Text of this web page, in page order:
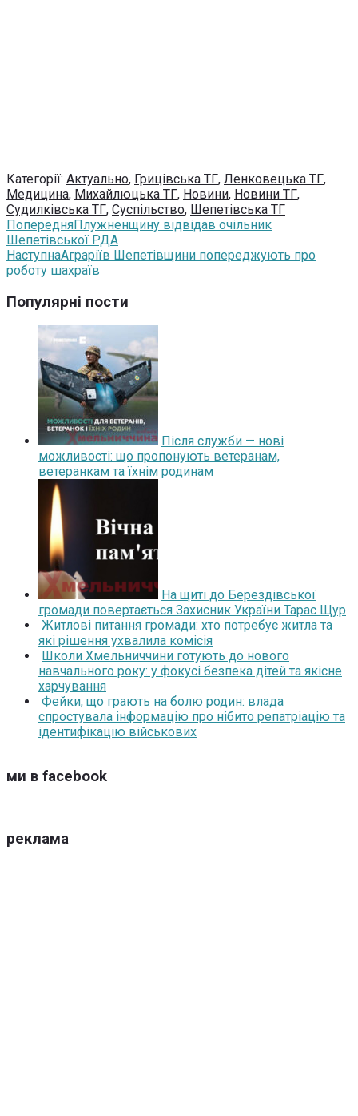
Категорії: Актуально, Грицівська ТГ, Ленковецька ТГ,
Медицина, Михайлюцька ТГ, Новини, Новини ТГ,
Судилківська ТГ, Суспільство, Шепетівська ТГ
ПопередняПлужненщину відвідав очільник
Шепетівської РДА
НаступнаАграріїв Шепетівщини попереджують про
роботу шахраїв
Популярні пости
Після служби — нові
можливості: що пропонують ветеранам,
ветеранкам та їхнім родинам
На щиті до Берездівської
громади повертається Захисник України Тарас Щур
Житлові питання громади: хто потребує житла та
які рішення ухвалила комісія
Школи Хмельниччини готують до нового
навчального року: у фокусі безпека дітей та якісне
харчування
Фейки, що грають на болю родин: влада
спростувала інформацію про нібито репатріацію та
ідентифікацію військових
ми в facebook
реклама